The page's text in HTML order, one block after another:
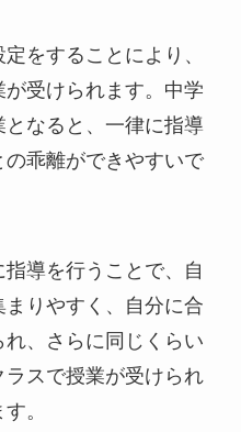
をすることにより、
受けられます。中学
なると、一律に指導
乖離ができやすいで
導を行うことで、自
りやすく、自分に合
、さらに同じくらい
スで授業が受けられ
。